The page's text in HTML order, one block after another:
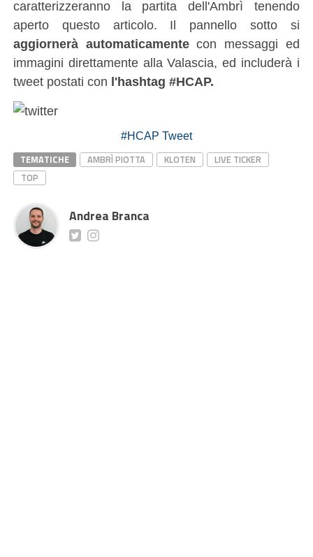
caratterizzeranno la partita dell'Ambrì tenendo
aperto questo articolo. Il pannello sotto si
aggiornerà automaticamentecon messaggi ed
immagini direttamente alla Valascia, ed includerà i
tweet postati con l'hashtag #HCAP.
#HCAP Tweet
TEMATICHE AMBRÌ PIOTTA KLOTEN
LIVE TICKER
TOP
Andrea Branca